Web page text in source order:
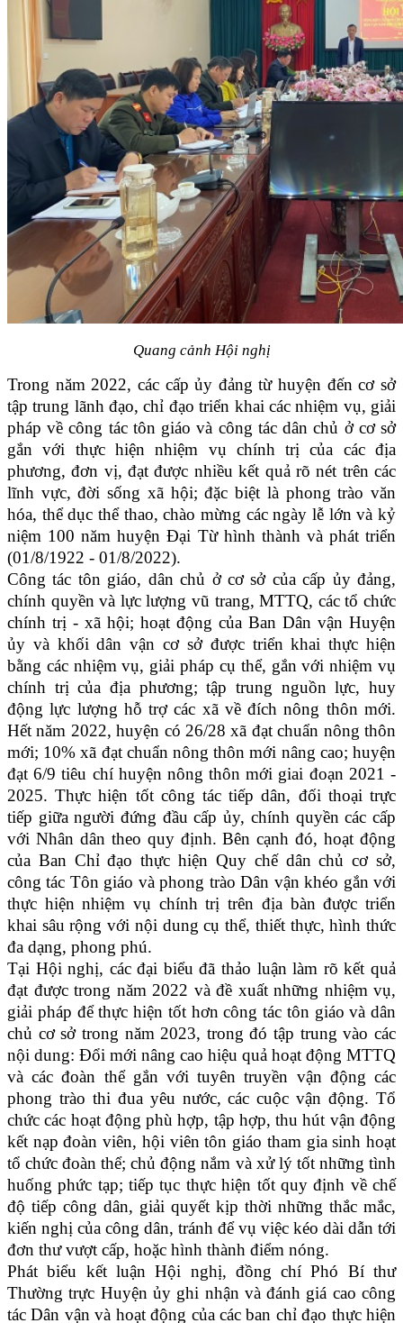
Quang cảnh Hội nghị
Trong năm 2022, các cấp ủy đảng từ huyện đến cơ sở
tập trung lãnh đạo, chỉ đạo triển khai các nhiệm vụ, giải
pháp về công tác tôn giáo và công tác dân chủ ở cơ sở
gắn với thực hiện nhiệm vụ chính trị của các địa
phương, đơn vị, đạt được nhiều kết quả rõ nét trên các
lĩnh vực, đời sống xã hội; đặc biệt là phong trào văn
hóa, thể dục thể thao, chào mừng các ngày lễ lớn và kỷ
niệm 100 năm huyện Đại Từ hình thành và phát triển
(01/8/1922 - 01/8/2022).
Công tác tôn giáo, dân chủ ở cơ sở của cấp ủy đảng,
chính quyền và lực lượng vũ trang, MTTQ, các tổ chức
chính trị - xã hội; hoạt động của Ban Dân vận Huyện
ủy và khối dân vận cơ sở được triển khai thực hiện
bằng các nhiệm vụ, giải pháp cụ thể, gắn với nhiệm vụ
chính trị của địa phương; tập trung nguồn lực, huy
động lực lượng hỗ trợ các xã về đích nông thôn mới.
Hết năm 2022, huyện có 26/28 xã đạt chuẩn nông thôn
mới; 10% xã đạt chuẩn nông thôn mới nâng cao; huyện
đạt 6/9 tiêu chí huyện nông thôn mới giai đoạn 2021 -
2025. Thực hiện tốt công tác tiếp dân, đối thoại trực
tiếp giữa người đứng đầu cấp ủy, chính quyền các cấp
với Nhân dân theo quy định. Bên cạnh đó, hoạt động
của Ban Chỉ đạo thực hiện Quy chế dân chủ cơ sở,
công tác Tôn giáo và phong trào Dân vận khéo gắn với
thực hiện nhiệm vụ chính trị trên địa bàn được triển
khai sâu rộng với nội dung cụ thể, thiết thực, hình thức
đa dạng, phong phú.
Tại Hội nghị, các đại biểu đã thảo luận làm rõ kết quả
đạt được trong năm 2022 và đề xuất những nhiệm vụ,
giải pháp để thực hiện tốt hơn công tác tôn giáo và dân
chủ cơ sở trong năm 2023, trong đó tập trung vào các
nội dung: Đổi mới nâng cao hiệu quả hoạt động MTTQ
và các đoàn thể gắn với tuyên truyền vận động các
phong trào thi đua yêu nước, các cuộc vận động. Tổ
chức các hoạt động phù hợp, tập hợp, thu hút vận động
kết nạp đoàn viên, hội viên tôn giáo tham gia sinh hoạt
tổ chức đoàn thể; chủ động nắm và xử lý tốt những tình
huống phức tạp; tiếp tục thực hiện tốt quy định về chế
độ tiếp công dân, giải quyết kịp thời những thắc mắc,
kiến nghị của công dân, tránh để vụ việc kéo dài dẫn tới
đơn thư vượt cấp, hoặc hình thành điểm nóng.
Phát biểu kết luận Hội nghị, đồng chí Phó Bí thư
Thường trực Huyện ủy ghi nhận và đánh giá cao công
tác Dân vận và hoạt động của các ban chỉ đạo thực hiện